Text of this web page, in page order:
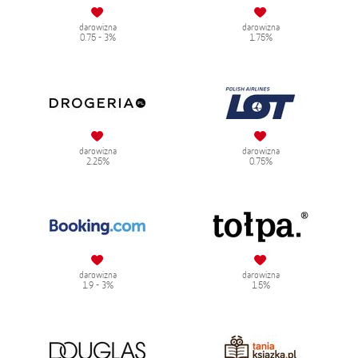
darowizna
0.75 - 3%
darowizna
1.75%
darowizna
2.25%
darowizna
0.75%
darowizna
1.9 - 3%
darowizna
1.5%